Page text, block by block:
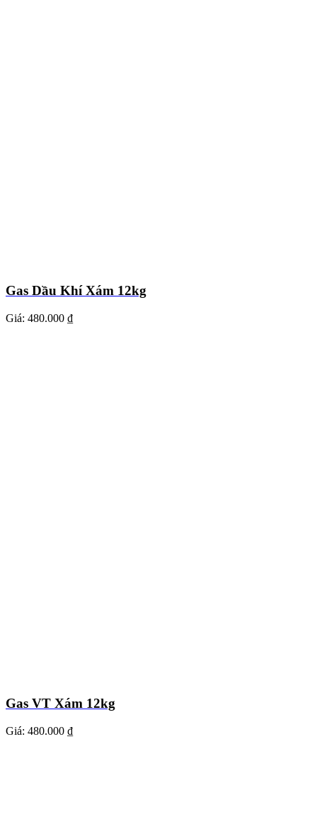
Gas Dầu Khí Xám 12kg
Giá: 480.000 ₫
Gas VT Xám 12kg
Giá: 480.000 ₫